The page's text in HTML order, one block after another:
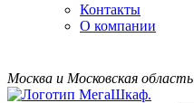
Контакты
О компании
Москва и Московская область